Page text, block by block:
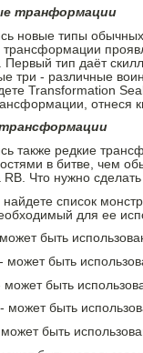
транформации
новые типы
Первый тип даёт
три - различные
Transformation
отнеся
также редкие
в битве, чем
RB. Что нужно
список
для ее
быть
- может быть
может быть
- может быть
быть